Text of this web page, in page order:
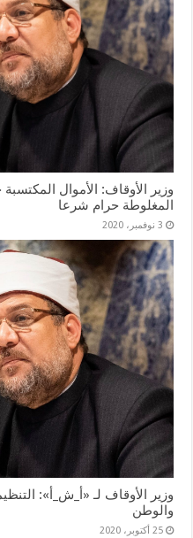
وزير الأوقاف: الأموال المكتسبة
المغلوطة حرام شرعا
3 نوفمبر، 2020
وزير الأوقاف لـ «أ_ش_أ»:
والوطن
25 أكتوبر، 2020